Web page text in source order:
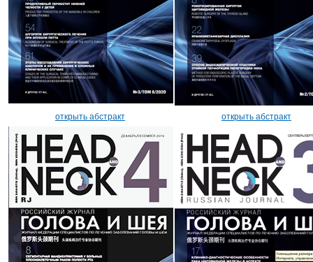
открыть абстракт открыть абстракт